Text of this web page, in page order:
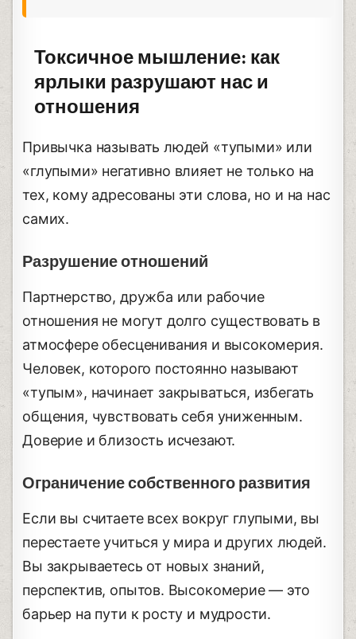
Токсичное мышление: как
ярлыки разрушают нас и
отношения
Привычка называть людей «тупыми» или
«глупыми» негативно влияет не только на
тех, кому адресованы эти слова, но и на нас
самих.
Разрушение отношений
Партнерство, дружба или рабочие
отношения не могут долго существовать в
атмосфере обесценивания и высокомерия.
Человек, которого постоянно называют
«тупым», начинает закрываться, избегать
общения, чувствовать себя униженным.
Доверие и близость исчезают.
Ограничение собственного развития
Если вы считаете всех вокруг глупыми, вы
перестаете учиться у мира и других людей.
Вы закрываетесь от новых знаний,
перспектив, опытов. Высокомерие — это
барьер на пути к росту и мудрости.